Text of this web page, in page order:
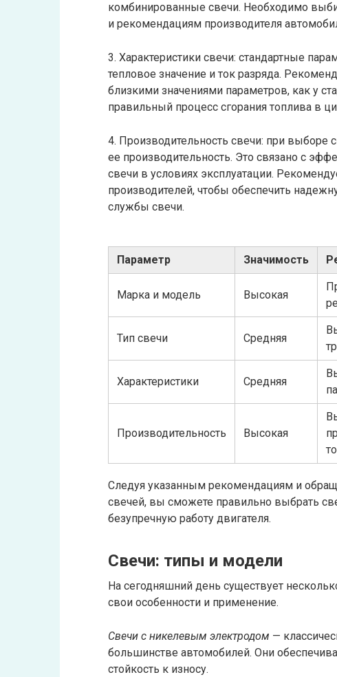
комбинированные свечи. Необходимо
и рекомендациям производителя
3. Характеристики свечи: стандартные
тепловое значение и ток разряда.
близкими значениями параметров, как у
правильный процесс сгорания топлива в
4. Производительность свечи: при выборе
ее производительность. Это связано с
свечи в условиях эксплуатации.
производителей, чтобы обеспечить
службы свечи.
Параметр Значимость
Марка и модель Высокая
Тип свечи Средняя
Характеристики Средняя
Производительность Высокая
Следуя указанным рекомендациям и
свечей, вы сможете правильно выбрать
безупречную работу двигателя.
Свечи: типы и модели
На сегодняшний день существует
свои особенности и применение.
Свечи с никелевым электродом —
большинстве автомобилей. Они
стойкость к износу.